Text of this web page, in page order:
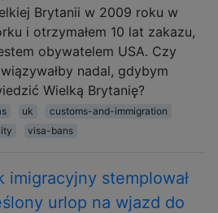
Brytanii w 2009 roku w
i otrzymałem 10 lat zakazu,
obywatelem USA. Czy
nadal, gdybym
Wielką Brytanię?
uk
customs-and-immigration
visa-bans
imigracyjny stemplował
urlop na wjazd do